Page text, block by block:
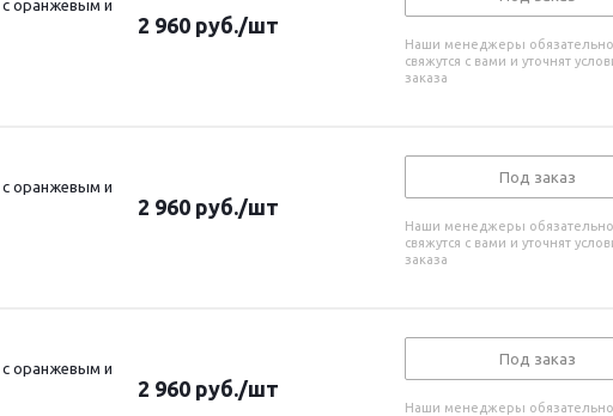
с оранжевым и
2 960 руб./шт
Наши менеджеры обязательно
свяжутся с вами и уточнят
заказа
с оранжевым и
2 960 руб./шт
Под заказ
Наши менеджеры обязательно
свяжутся с вами и уточнят
заказа
с оранжевым и
2 960 руб./шт
Под заказ
Наши менеджеры обязательно